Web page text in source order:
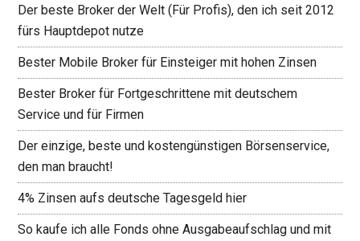
Der beste Broker der Welt (Für Profis), den ich seit 2012
fürs Hauptdepot nutze
Bester Mobile Broker für Einsteiger mit hohen Zinsen
Bester Broker für Fortgeschrittene mit deutschem
Service und für Firmen
Der einzige, beste und kostengünstigen Börsenservice,
den man braucht!
4% Zinsen aufs deutsche Tagesgeld hier
So kaufe ich alle Fonds ohne Ausgabeaufschlag und mit